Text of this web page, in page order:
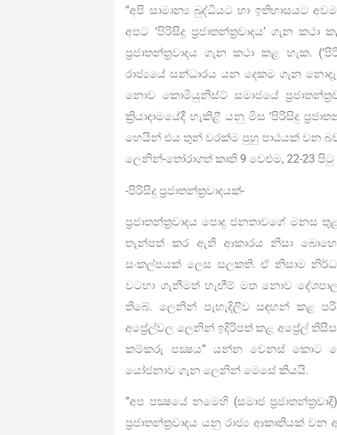
”අපි සාමාන්‍ය බුද්ධියට හා ඉතිහාසයට
අපට ‘පිරිසිදු ප‍්‍රජාතන්ත‍්‍රවාදය’ ගැන
ප‍්‍රජාතන්ත‍්‍රවාදය ගැන කථා කළ හැක.
රාජ්‍යයේ සන්ධාරය යන දෙකම ගැන
නොව කොමියුනිස්ට් සමාජයේ
ක්‍රියාදාමයේදී හැකිළී යනු මිස ‘පිරිසිදු
හෙයින් එය තුන් වරක්ම පුහු පාඨයක් වන
ලෙනින්-තෝරාගත් කෘති 9 වෙළුම, 22-23 පිටු
-පිරිසිදු ප‍්‍රජාතන්ත‍්‍රවාදයක්-
ප‍්‍රජාතන්ත‍්‍රවාදය පොදු ජනතාවගේ
තැන්පත් කර ඇති ආකාරය නිසා බොහෝ
සංකල්පයක් ලෙස සලකති. ඒ නිසාම නිර්ධන
වටහා ගැනීමත් හැඟීම් මත නොව
තිබේ. ලෙනින් පැහැදිලිව සඳහන් කළ පරිදි
අප්‍රේල්වල ලෙනින් ඉදිරිපත් කළ අප්‍රේල්
කම්කරු පක්‍ෂය” යන්න වෙනස් කොට
යෝජනාව ගැන ලෙනින් මෙසේ කියයි.
”අප පක්‍ෂයේ නමෙහි (සමාජ
ප‍්‍රජාතන්ත‍්‍රවාදය යනු රාජ්‍ය ආකෘතියක්